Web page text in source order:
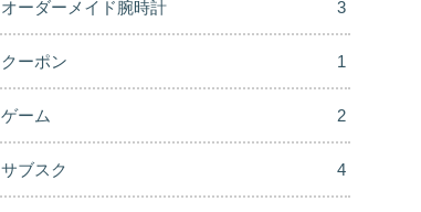
オーダーメイド腕時計 3
クーポン 1
ゲーム 2
サブスク 4